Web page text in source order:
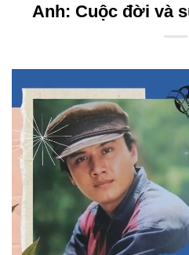
Anh: Cuộc đời và